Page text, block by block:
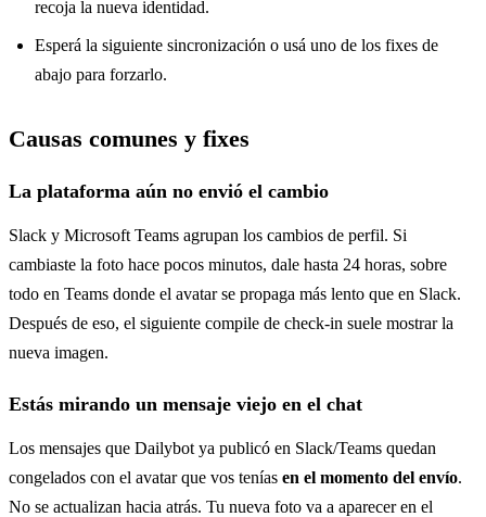
recoja la nueva identidad.
Esperá la siguiente sincronización o usá uno de los fixes de
abajo para forzarlo.
Causas comunes y fixes
La plataforma aún no envió el cambio
Slack y Microsoft Teams agrupan los cambios de perfil. Si
cambiaste la foto hace pocos minutos, dale hasta 24 horas, sobre
todo en Teams donde el avatar se propaga más lento que en Slack.
Después de eso, el siguiente compile de check-in suele mostrar la
nueva imagen.
Estás mirando un mensaje viejo en el chat
Los mensajes que Dailybot ya publicó en Slack/Teams quedan
congelados con el avatar que vos tenías en el momento del envío.
No se actualizan hacia atrás. Tu nueva foto va a aparecer en el